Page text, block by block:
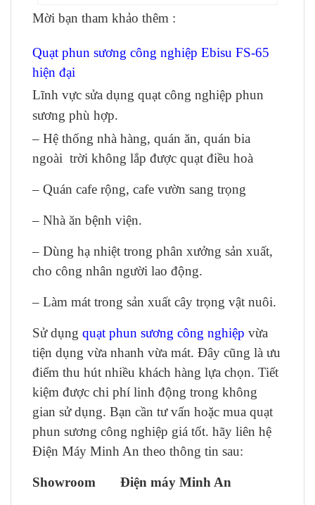
Mời bạn tham khảo thêm :
Quạt phun sương công nghiệp Ebisu FS-65
hiện đại
Lĩnh vực sửa dụng quạt công nghiệp phun
sương phù hợp.
– Hệ thống nhà hàng, quán ăn, quán bia
ngoài trời không lắp được quạt điều hoà
– Quán cafe rộng, cafe vườn sang trọng
– Nhà ăn bệnh viện.
– Dùng hạ nhiệt trong phân xưởng sản xuất,
cho công nhân người lao động.
– Làm mát trong sản xuất cây trọng vật nuôi.
Sử dụng quạt phun sương công nghiệp vừa
tiện dụng vừa nhanh vừa mát. Đây cũng là ưu
điểm thu hút nhiều khách hàng lựa chọn. Tiết
kiệm được chi phí linh động trong không
gian sử dụng. Bạn cần tư vấn hoặc mua quạt
phun sương công nghiệp giá tốt. hãy liên hệ
Điện Máy Minh An theo thông tin sau:
Showroom Điện máy Minh An